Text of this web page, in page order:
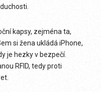
kapsy, zejména ta,
si žena ukládá iPhone,
je hezky v bezpečí.
RFID, tedy proti